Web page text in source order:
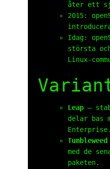
åter ett
2015:
Idag:
största
Linux-
Leap –
delar bas
Enterprise.
Tumbleweed
med de
paketen.